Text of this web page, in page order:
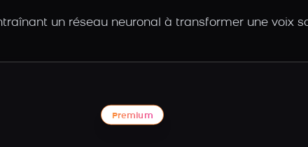
un réseau neuronal à transformer une voix
Premium